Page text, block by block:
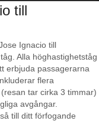
till
Ignacio till
Alla höghastighetståg
erbjuda passagerarna
flera
tar cirka 3 timmar)
avgångar.
till ditt förfogande